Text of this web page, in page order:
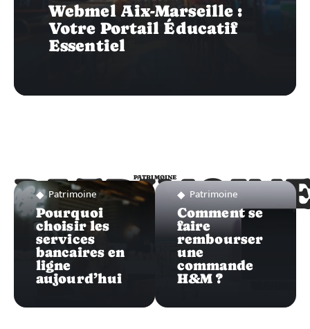
Webmel Aix-Marseille :
Votre Portail Éducatif
Essentiel
PATRIMOINE
Patrimoine
Pourquoi
choisir les
services
bancaires en
ligne
aujourd’hui
Patrimoine
Comment se
faire
rembourser
une
commande
H&M ?